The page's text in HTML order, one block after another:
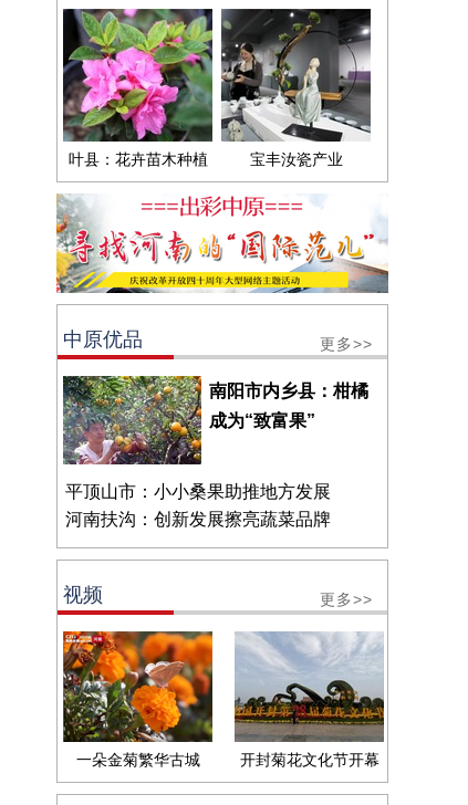
叶县：花卉苗木种植 宝丰汝瓷产业
中原优品 更多>>
南阳市内乡县：柑橘
成为“致富果”
平顶山市：小小桑果助推地方发展
河南扶沟：创新发展擦亮蔬菜品牌
视频 更多>>
一朵金菊繁华古城 开封菊花文化节开幕